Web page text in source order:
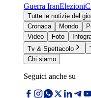
Guerra IranElezioni
Tutte le notizie del
Cronaca
Mondo
Video
Foto
Tv & Spettacolo
Chi siamo
Seguici anche su